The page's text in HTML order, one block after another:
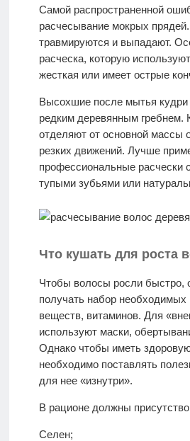
Самой распространенной
расчесывание мокрых
травмируются и выпадают.
расческа, которую
жесткая или имеет острые
Высохшие после мытья
редким деревянным гребнем.
отделяют от основной массы
резких движений. Лучше
профессиональные расчески
тупыми зубьями или
Что кушать для роста
Чтобы волосы росли быстро,
получать набор
веществ, витаминов. Для
используют маски,
Однако чтобы иметь
необходимо поставлять
для нее «изнутри».
Селен;